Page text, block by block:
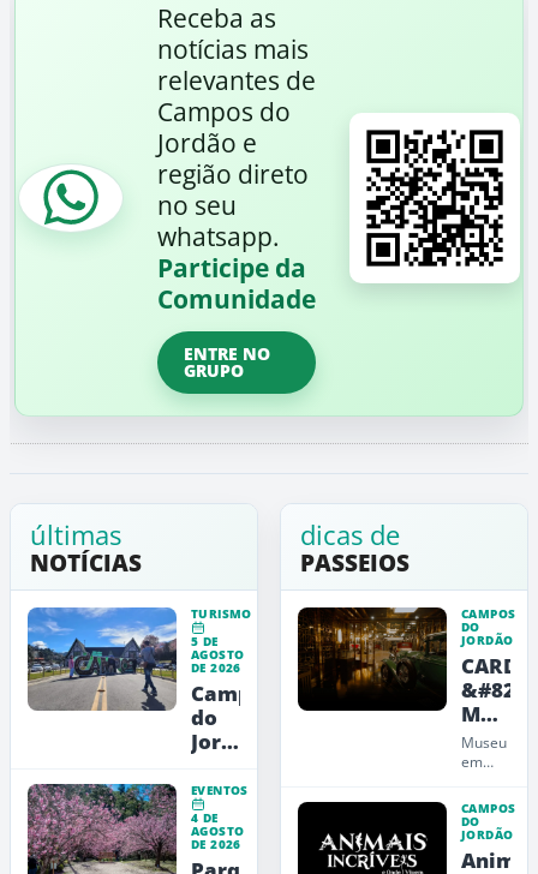
Receba as
notícias mais
relevantes de
Campos do
Jordão e
região direto
no seu
whatsapp.
Participe da
Comunidade
ENTRE NO
GRUPO
últimas
NOTÍCIAS
TURISMO
5 DE
AGOSTO
DE 2026
Campos
do
Jordão
cadastramento
para
novo
portal
EVENTOS
4 DE
AGOSTO
DE 2026
dicas de
PASSEIOS
CAMPOS
DO
JORDÃO
CARDE
Museu
de
Arte,
e
Museu
em
do
Jordão
que
une
CAMPOS
DO
JORDÃO